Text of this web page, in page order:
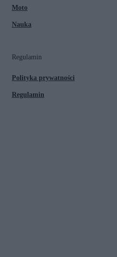
Moto
Nauka
Regulamin
Polityka prywatności
Regulamin